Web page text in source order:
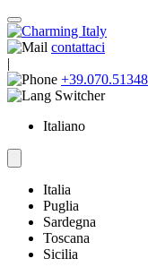
contattaci
|
Italiano
Italia
Puglia
Sardegna
Toscana
Sicilia